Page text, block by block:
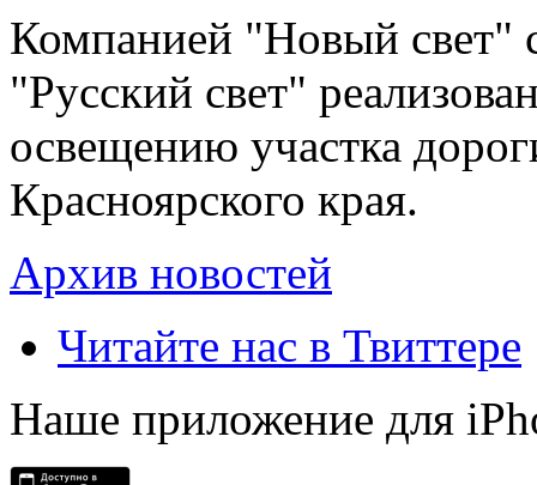
Компанией "Новый свет"
"Русский свет"
освещению участка
Красноярского края.
Архив новостей
Читайте нас в Твиттере
Наше приложение для